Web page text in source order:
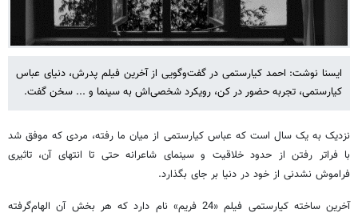
ایسنا نوشت: احمد کیارستمی در گفت‌وگویی از آخرین فیلم پدرش، دنیای عباس
کیارستمی، تجربه حضور در کن، رویکرد شخصی‌اش به سینما و ... سخن گفت.
نزدیک به یک سال است که عباس کیارستمی از میان ما رفته، مردی که موفق شد
با فراتر رفتن از حدود خلاقیت و سینمای شاعرانه حتی تا انتهای آن، تاثیری
فراموش نشدنی از خود در دنیا بر جای بگذارد.
آخرین ساخته کیارستمی فیلم «24 فریم» نام دارد که هر بخش آن الهام‌گرفته